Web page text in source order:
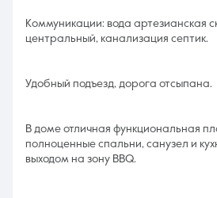
Коммуникации: вода артезианская
центральный, канализация септик.
Удобный подъезд, дорога отсыпана.
В доме отличная функциональная
полноценные спальни, санузел и
выходом на зону BBQ.